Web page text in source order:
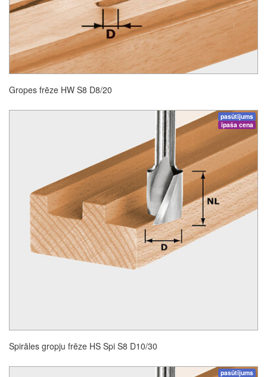
Gropes frēze HW S8 D8/20
pasūtījums
īpaša cena
Spirāles gropju frēze HS Spi S8 D10/30
pasūtījums